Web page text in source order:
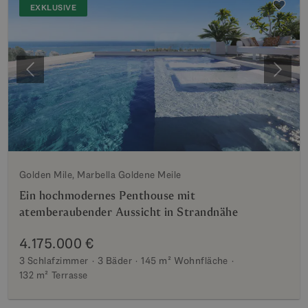
EXKLUSIVE
Vorherige
Golden Mile, Marbella Goldene Meile
Ein hochmodernes Penthouse mit
atemberaubender Aussicht in Strandnähe
4.175.000 €
3 Schlafzimmer 3 Bäder 145 m² Wohnfläche
132 m² Terrasse